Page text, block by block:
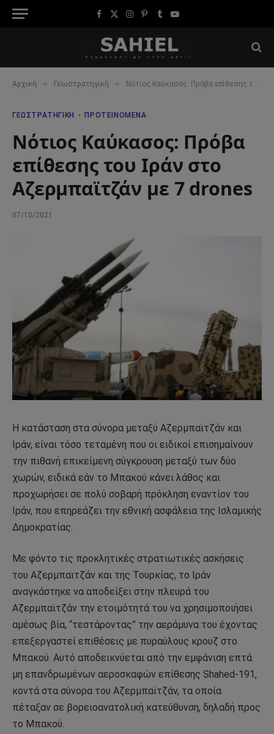
Facebook
X
Instagram
Pinterest
TumblrYouTube
Αρχική » Γεωστρατηγική » Νότιος Καύκασος: Πρόβα επίθεσης του Ιράν στο Αζερμπαϊτζάν με 7 drones
ΓΕΩΣΤΡΑΤΗΓΙΚΉ ΠΡΟΤΕΙΝΌΜΕΝΑ
Νότιος Καύκασος: Πρόβα
επίθεσης του Ιράν στο
Αζερμπαϊτζάν με 7 drones
07/10/2021
Η κατάσταση στα σύνορα μεταξύ Αζερμπαϊτζάν και
Ιράν, είναι τόσο τεταμένη που οι ειδικοί επισημαίνουν
την πιθανή επικείμενη σύγκρουση μεταξύ των δύο
χωρών, ειδικά εάν το Μπακού κάνει λάθος και
προχωρήσει σε πολύ σοβαρή πρόκληση εναντίον του
Ιράν, που επηρεάζει την εθνική ασφάλεια της Ισλαμικής
Δημοκρατίας.
Με φόντο τις προκλητικές στρατιωτικές ασκήσεις
του Αζερμπαϊτζάν και της Τουρκίας, το Ιράν
αναγκάστηκε να αποδείξει στην πλευρά του
Αζερμπαϊτζάν την ετοιμότητά του να χρησιμοποιήσει
αμέσως βία, “τεστάροντας” την αεράμυνα του έχοντας
επεξεργαστεί επιθέσεις με πυραύλους κρουζ στο
Μπακού. Αυτό αποδεικνύεται από την εμφάνιση επτά
μη επανδρωμένων αεροσκαφών επίθεσης Shahed-191,
κοντά στα σύνορα του Αζερμπαϊτζάν, τα οποία
πέταξαν σε βορειοανατολική κατεύθυνση, δηλαδή προς
το Μπακού.